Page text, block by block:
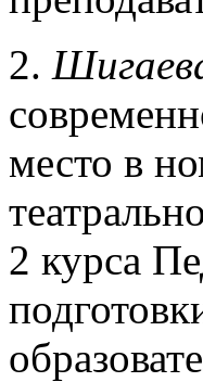
2.
место в
2 курса